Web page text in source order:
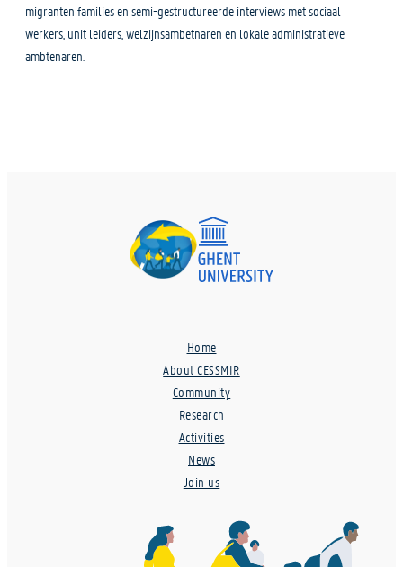
migranten families en semi-gestructureerde interviews met sociaal
werkers, unit leiders, welzijnsambetnaren en lokale administratieve
ambtenaren.
Home
About CESSMIR
Community
Research
Activities
News
Join us